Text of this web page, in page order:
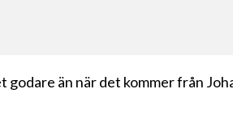
godare än när det kommer från